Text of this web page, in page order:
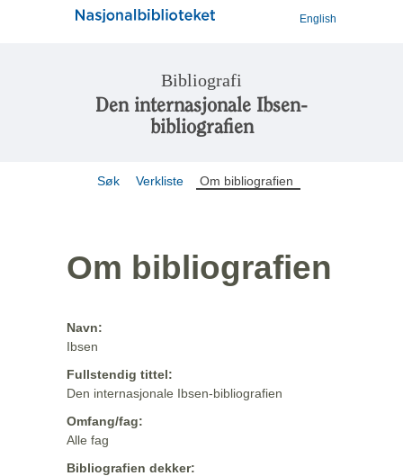
English
Bibliografi
Den internasjonale Ibsen-
bibliografien
Søk Verkliste Om bibliografien
Om bibliografien
Navn:
Ibsen
Fullstendig tittel:
Den internasjonale Ibsen-bibliografien
Omfang/fag:
Alle fag
Bibliografien dekker: